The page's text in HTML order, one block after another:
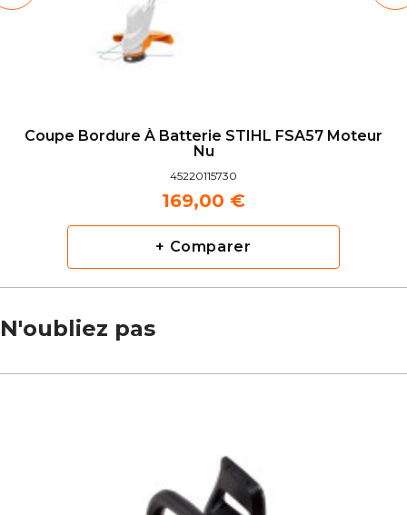
Coupe Bordure À Batterie STIHL FSA57 Moteur
Nu
45220115730
169,00 €
+ Comparer
N'oubliez pas